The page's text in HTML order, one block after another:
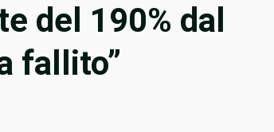
del 190% dal
fallito”